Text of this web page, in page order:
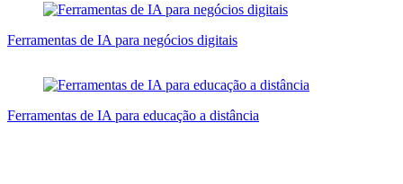
Ferramentas de IA para negócios digitais
Ferramentas de IA para educação a distância